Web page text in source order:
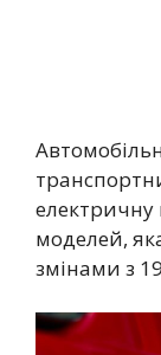
електричну
моделей,
змінами з